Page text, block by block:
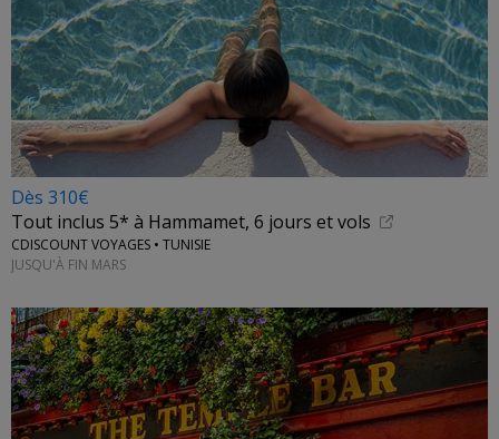
Dès 310€
Tout inclus 5* à Hammamet, 6 jours et vols
CDISCOUNT VOYAGES • TUNISIE
JUSQU'À FIN MARS
←